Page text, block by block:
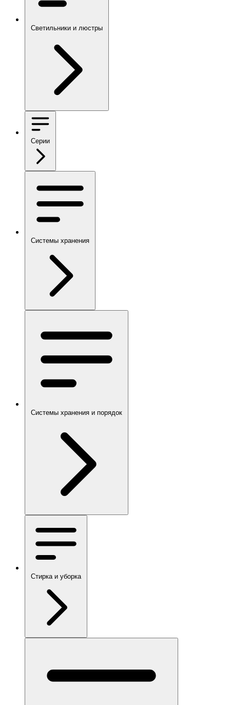
Светильники и люстры
Серии
Системы хранения
Системы хранения и порядок
Стирка и уборка